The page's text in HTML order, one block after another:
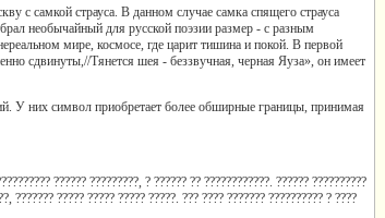
с самкой страуса. В данном случае самка спящего страуса
необычайный для русской поэзии размер - с разным
мире, космосе, где царит тишина и покой. В первой
сдвинуты,//Тянется шея - беззвучная, черная Яуза», он имеет
У них символ приобретает более обширные границы, принимая
?????? ?????????, ? ?????? ?? ????????????. ?????? ??????????
??????? ????? ????? ????? ?????. ??? ???? ??????? ?????????? ? ????